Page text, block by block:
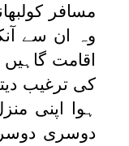
مسافر
وہ ان سے
اقامت
کی ترغیب
ہوا اپنی
دوسری